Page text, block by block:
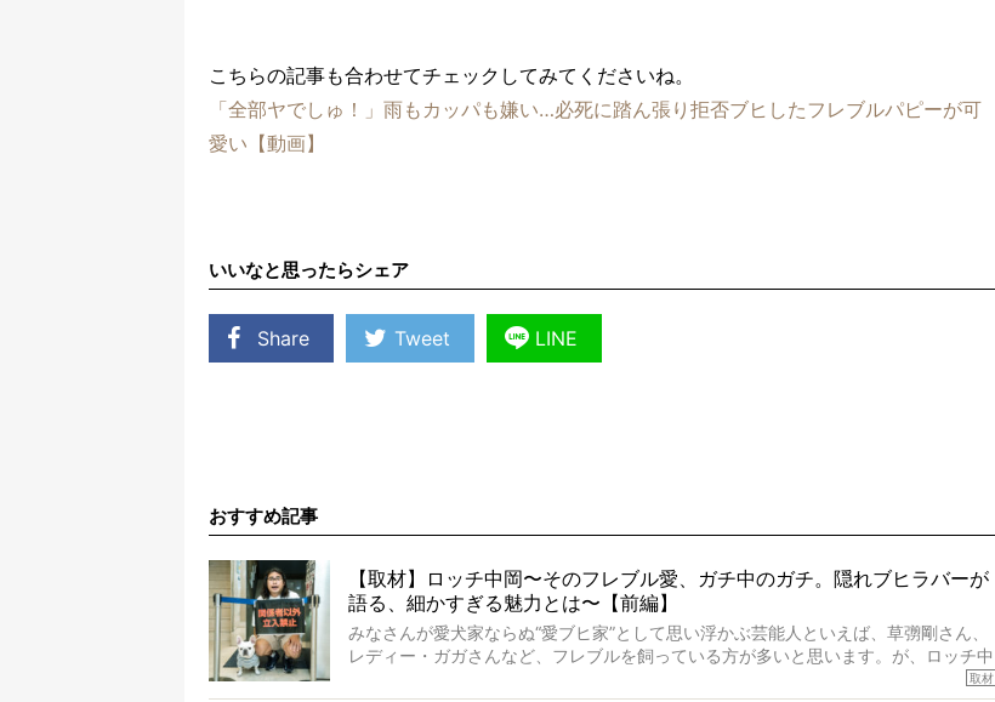
こちらの記事も合わせてチェックしてみてくださいね。
「全部ヤでしゅ！」雨もカッパも嫌い…必死に踏ん張り拒否ブヒしたフレブルパピーが可
愛い【動画】
いいなと思ったらシェア
Share Tweet LINE
おすすめ記事
【取材】ロッチ中岡〜そのフレブル愛、ガチ中のガチ。隠れブヒラバーが
語る、細かすぎる魅力とは〜【前編】
みなさんが愛犬家ならぬ“愛ブヒ家”として思い浮かぶ芸能人といえば、草彅剛さん、
レディー・ガガさんなど、フレブルを飼っている方が多いと思います。が、ロッチ中
岡さんも、じつは大のフレブルラバーだというのをご存知ですか？ フレブルを飼っ
取材